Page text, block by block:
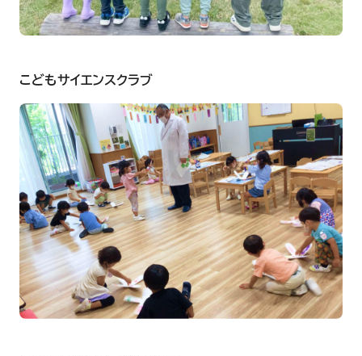
こどもサイエンスクラブ